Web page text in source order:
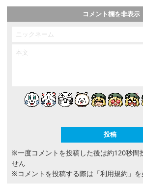
コメント欄を非表示
※一度コメントを投稿した後は約120秒間
せん
※コメントを投稿する際は 「利用規約」